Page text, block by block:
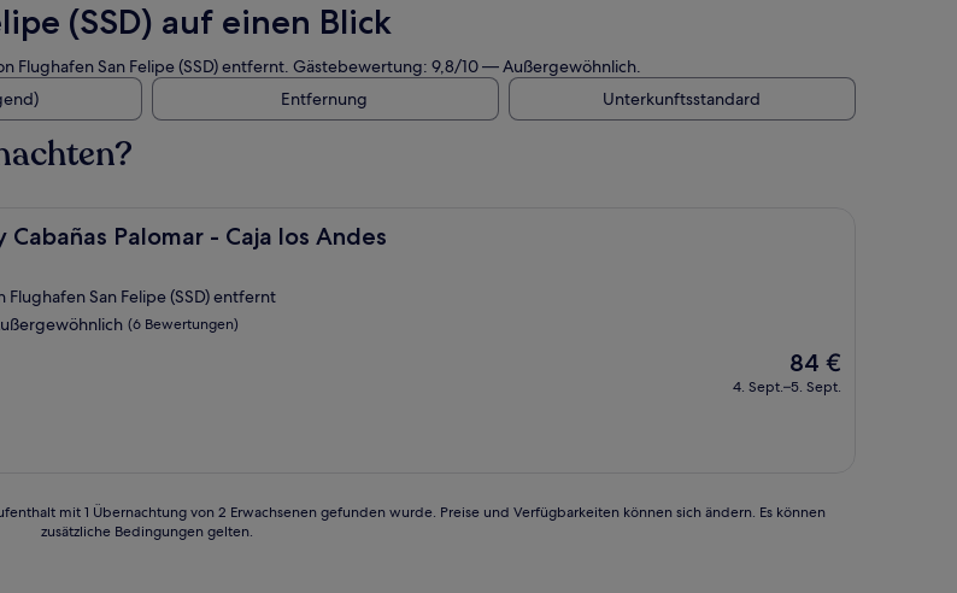
(SSD) auf einen Blick
Flughafen San Felipe (SSD) entfernt. Gästebewertung: 9,8/10 — Außergewöhnlich.
Entfernung Unterkunftsstandard
Cabañas Palomar - Caja los Andes
Palomar - Caja los Andes
Flughafen San Felipe (SSD) entfernt
(6 Bewertungen)
Der
Preis
beträgt
84 €
4. Sept.–5. Sept.
mit 1 Übernachtung von 2 Erwachsenen gefunden wurde. Preise und Verfügbarkeiten können sich ändern. Es können
zusätzliche Bedingungen gelten.